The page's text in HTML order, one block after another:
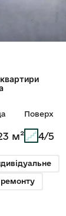
м²
Поверх
4/5